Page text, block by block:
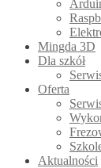
Mingda 3D
Dla szkół
Oferta
Aktualności